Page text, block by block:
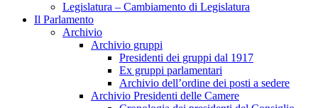
Legislatura – Cambiamento di Legislatura
Il Parlamento
Archivio
Archivio gruppi
Presidenti dei gruppi dal 1917
Ex gruppi parlamentari
Archivio dell’ordine dei posti a sedere
Archivio Presidenti delle Camere